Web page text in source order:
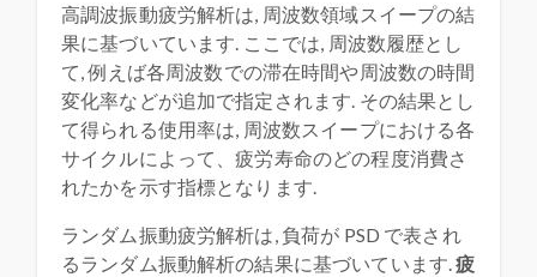
高調波振動疲労解析は, 周波数領域スイープの結
果に基づいています. ここでは, 周波数履歴とし
て, 例えば各周波数での滞在時間や周波数の時間
変化率などが追加で指定されます. その結果とし
て得られる使用率は, 周波数スイープにおける各
サイクルによって、疲労寿命のどの程度消費さ
れたかを示す指標となります.
ランダム振動疲労解析は, 負荷が PSD で表され
るランダム振動解析の結果に基づいています.疲